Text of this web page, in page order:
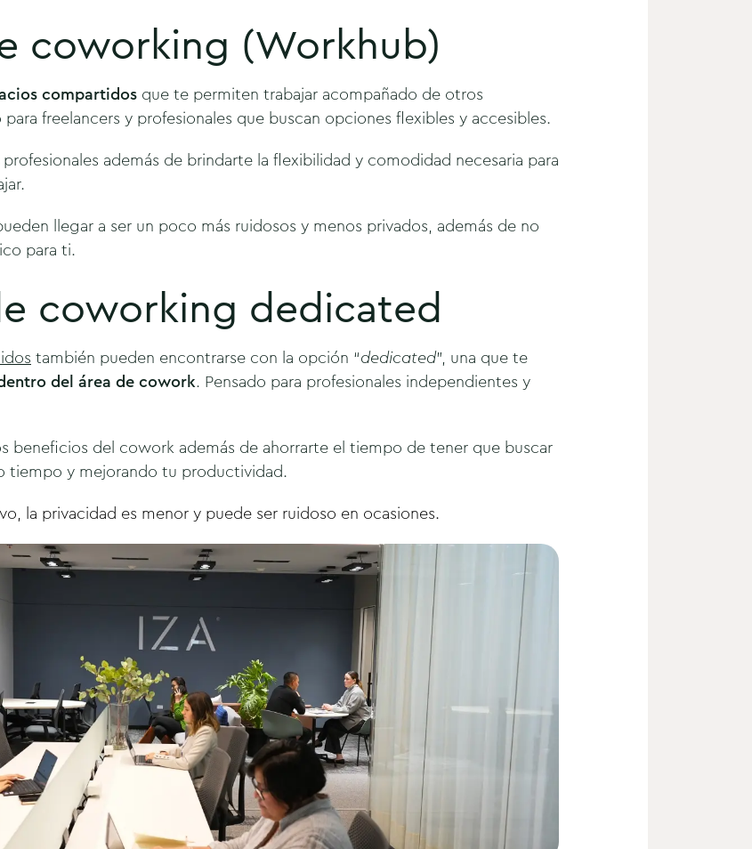
coworking (Workhub)
compartidos que te permiten trabajar acompañado de otros
freelancers y profesionales que buscan opciones flexibles y accesibles.
además de brindarte la flexibilidad y comodidad necesaria para
llegar a ser un poco más ruidosos y menos privados, además de no
para ti.
coworking dedicated
también pueden encontrarse con la opción “dedicated”, una que te
del área de cowork. Pensado para profesionales independientes y
beneficios del cowork además de ahorrarte el tiempo de tener que buscar
tiempo y mejorando tu productividad.
la privacidad es menor y puede ser ruidoso en ocasiones.